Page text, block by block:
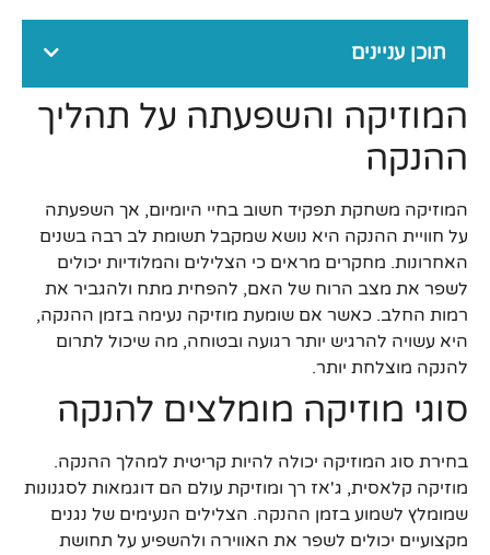
תוכן עניינים
המוזיקה והשפעתה על תהליך
ההנקה
המוזיקה משחקת תפקיד חשוב בחיי היומיום, אך השפעתה
על חוויית ההנקה היא נושא שמקבל תשומת לב רבה בשנים
האחרונות. מחקרים מראים כי הצלילים והמלודיות יכולים
לשפר את מצב הרוח של האם, להפחית מתח ולהגביר את
רמות החלב. כאשר אם שומעת מוזיקה נעימה בזמן ההנקה,
היא עשויה להרגיש יותר רגועה ובטוחה, מה שיכול לתרום
להנקה מוצלחת יותר.
סוגי מוזיקה מומלצים להנקה
בחירת סוג המוזיקה יכולה להיות קריטית למהלך ההנקה.
מוזיקה קלאסית, ג'אז רך ומוזיקת עולם הם דוגמאות לסגנונות
שמומלץ לשמוע בזמן ההנקה. הצלילים הנעימים של נגנים
מקצועיים יכולים לשפר את האווירה ולהשפיע על תחושת